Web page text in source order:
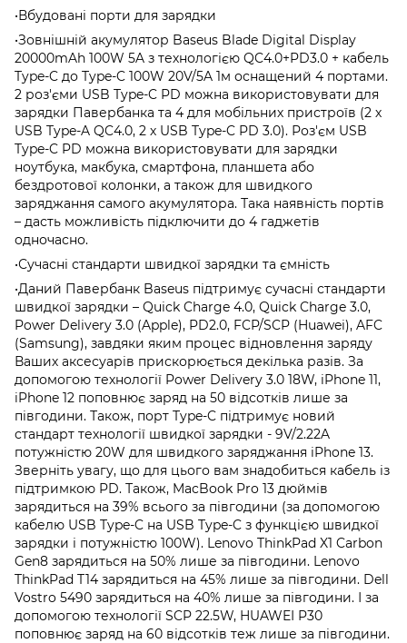
•Вбудовані порти для зарядки
•Зовнішній акумулятор Baseus Blade Digital Display
20000mAh 100W 5A з технологією QC4.0+PD3.0 + кабель
Type-C до Type-C 100W 20V/5A 1м оснащений 4 портами.
2 роз'єми USB Type-C PD можна використовувати для
зарядки Павербанка та 4 для мобільних пристроїв (2 х
USB Type-A QC4.0, 2 х USB Type-C PD 3.0). Роз'єм USB
Type-C PD можна використовувати для зарядки
ноутбука, макбука, смартфона, планшета або
бездротової колонки, а також для швидкого
заряджання самого акумулятора. Така наявність портів
– дасть можливість підключити до 4 гаджетів
одночасно.
•Сучасні стандарти швидкої зарядки та ємність
•Даний Павербанк Baseus підтримує сучасні стандарти
швидкої зарядки – Quick Charge 4.0, Quick Charge 3.0,
Power Delivery 3.0 (Apple), PD2.0, FCP/SCP (Huawei), AFC
(Samsung), завдяки яким процес відновлення заряду
Ваших аксесуарів прискорюється декілька разів. За
допомогою технології Power Delivery 3.0 18W, iPhone 11,
iPhone 12 поповнює заряд на 50 відсотків лише за
півгодини. Також, порт Type-C підтримує новий
стандарт технології швидкої зарядки - 9V/2.22A
потужністю 20W для швидкого заряджання iPhone 13.
Зверніть увагу, що для цього вам знадобиться кабель із
підтримкою PD. Також, MacBook Pro 13 дюймів
зарядиться на 39% всього за півгодини (за допомогою
кабелю USB Type-C на USB Type-C з функцією швидкої
зарядки і потужністю 100W). Lenovo ThinkPad X1 Carbon
Gen8 зарядиться на 50% лише за півгодини. Lenovo
ThinkPad T14 зарядиться на 45% лише за півгодини. Dell
Vostro 5490 зарядиться на 40% лише за півгодини. І за
допомогою технології SCP 22.5W, HUAWEI P30
поповнює заряд на 60 відсотків теж лише за півгодини.